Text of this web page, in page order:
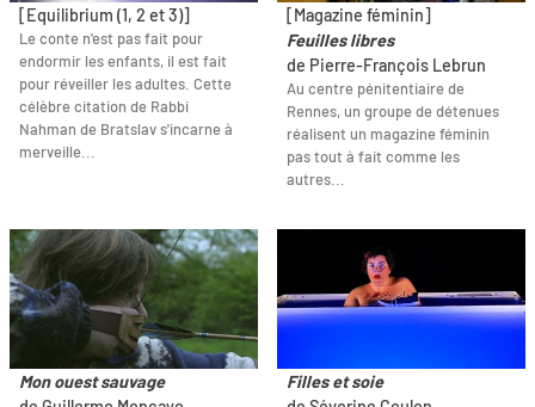
[Equilibrium (1, 2 et 3)]
Le conte n'est pas fait pour
endormir les enfants, il est fait
pour réveiller les adultes. Cette
célèbre citation de Rabbi
Nahman de Bratslav s'incarne à
merveille...
[Magazine féminin]
Feuilles libres
de Pierre-François Lebrun
Au centre pénitentiaire de
Rennes, un groupe de détenues
réalisent un magazine féminin
pas tout à fait comme les
autres...
Mon ouest sauvage
Filles et soie